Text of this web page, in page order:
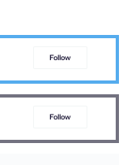
Follow
Follow